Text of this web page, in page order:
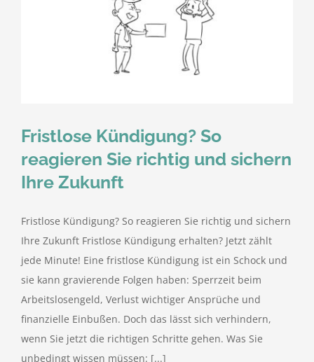
Fristlose Kündigung? So
reagieren Sie richtig und sichern
Ihre Zukunft
Fristlose Kündigung? So reagieren Sie richtig und sichern
Ihre Zukunft Fristlose Kündigung erhalten? Jetzt zählt
jede Minute! Eine fristlose Kündigung ist ein Schock und
sie kann gravierende Folgen haben: Sperrzeit beim
Arbeitslosengeld, Verlust wichtiger Ansprüche und
finanzielle Einbußen. Doch das lässt sich verhindern,
wenn Sie jetzt die richtigen Schritte gehen. Was Sie
unbedingt wissen müssen: [...]